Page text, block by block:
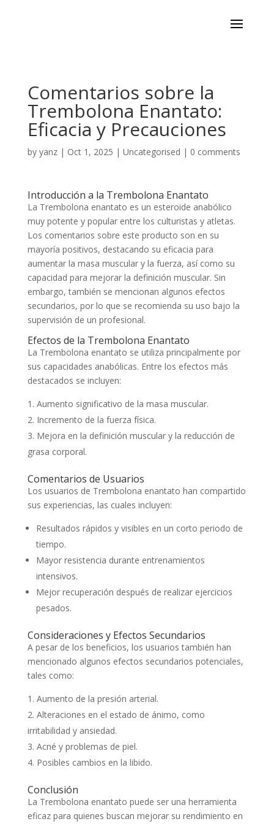
Comentarios sobre la
Trembolona Enantato:
Eficacia y Precauciones
by yanz| Oct 1, 2025 | Uncategorised | 0 comments
Introducción a la Trembolona Enantato
La Trembolona enantato es un esteroide anabólico
muy potente y popular entre los culturistas y atletas.
Los comentarios sobre este producto son en su
mayoría positivos, destacando su eficacia para
aumentar la masa muscular y la fuerza, así como su
capacidad para mejorar la definición muscular. Sin
embargo, también se mencionan algunos efectos
secundarios, por lo que se recomienda su uso bajo la
supervisión de un profesional.
Efectos de la Trembolona Enantato
La Trembolona enantato se utiliza principalmente por
sus capacidades anabólicas. Entre los efectos más
destacados se incluyen:
Aumento significativo de la masa muscular.
Incremento de la fuerza física.
Mejora en la definición muscular y la reducción de
grasa corporal.
Comentarios de Usuarios
Los usuarios de Trembolona enantato han compartido
sus experiencias, las cuales incluyen:
Resultados rápidos y visibles en un corto periodo de
tiempo.
Mayor resistencia durante entrenamientos
intensivos.
Mejor recuperación después de realizar ejercicios
pesados.
Consideraciones y Efectos Secundarios
A pesar de los beneficios, los usuarios también han
mencionado algunos efectos secundarios potenciales,
tales como:
Aumento de la presión arterial.
Alteraciones en el estado de ánimo, como
irritabilidad y ansiedad.
Acné y problemas de piel.
Posibles cambios en la libido.
Conclusión
La Trembolona enantato puede ser una herramienta
eficaz para quienes buscan mejorar su rendimiento en